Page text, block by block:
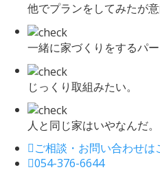
他でプランをしてみたが
一緒に家づくりをするパ
じっくり取組みたい。
人と同じ家はいやなんだ。
ご相談・お問い合わせは
054-376-6644